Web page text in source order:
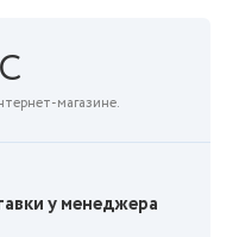
магазине.
у менеджера